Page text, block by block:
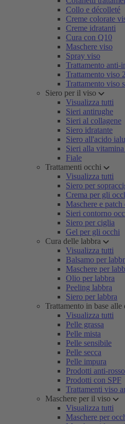
Collo e décolleté
Creme colorate
Creme idratanti
Cura con Q10
Maschere viso
Spray viso
Trattamento anti-
Trattamento viso
Trattamento viso
Siero per il viso
Visualizza tutti
Sieri antirughe
Sieri al collagene
Siero idratante
Siero all'acido
Sieri alla
Fiale
Trattamenti occhi
Visualizza tutti
Siero per
Crema per gli
Maschere e patch
Sieri contorno
Siero per ciglia
Gel per gli occhi
Cura delle labbra
Visualizza tutti
Balsamo per
Maschere per
Olio per labbra
Peeling labbra
Siero per labbra
Trattamento in base
Visualizza tutti
Pelle grassa
Pelle mista
Pelle sensibile
Pelle secca
Pelle impura
Prodotti anti-
Prodotti con SPF
Trattamenti viso
Maschere per il viso
Visualizza tutti
Maschere per